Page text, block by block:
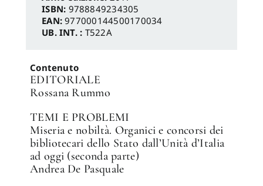
ISBN: 9788849234305
EAN:977000144500170034
UB. INT. : T522A
Contenuto
EDITORIALE
Rossana Rummo
TEMI E PROBLEMI
Miseria e nobiltà. Organici e concorsi dei
bibliotecari dello Stato dall’Unità d’Italia
ad oggi (seconda parte)
Andrea De Pasquale